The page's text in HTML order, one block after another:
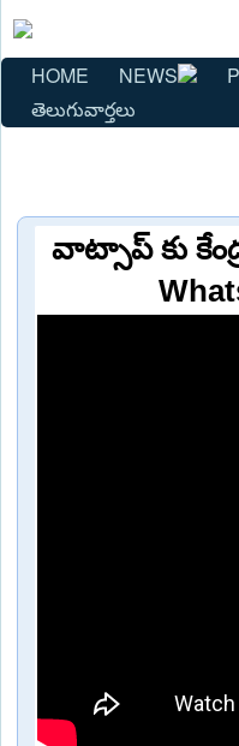
HOME NEWS
తెలుగువార్తలు
వాట్సాప్ కు